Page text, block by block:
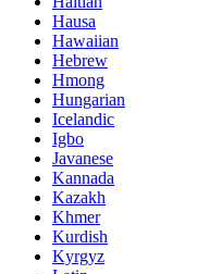
Hausa
Hawaiian
Hebrew
Hmong
Hungarian
Icelandic
Igbo
Javanese
Kannada
Kazakh
Khmer
Kurdish
Kyrgyz